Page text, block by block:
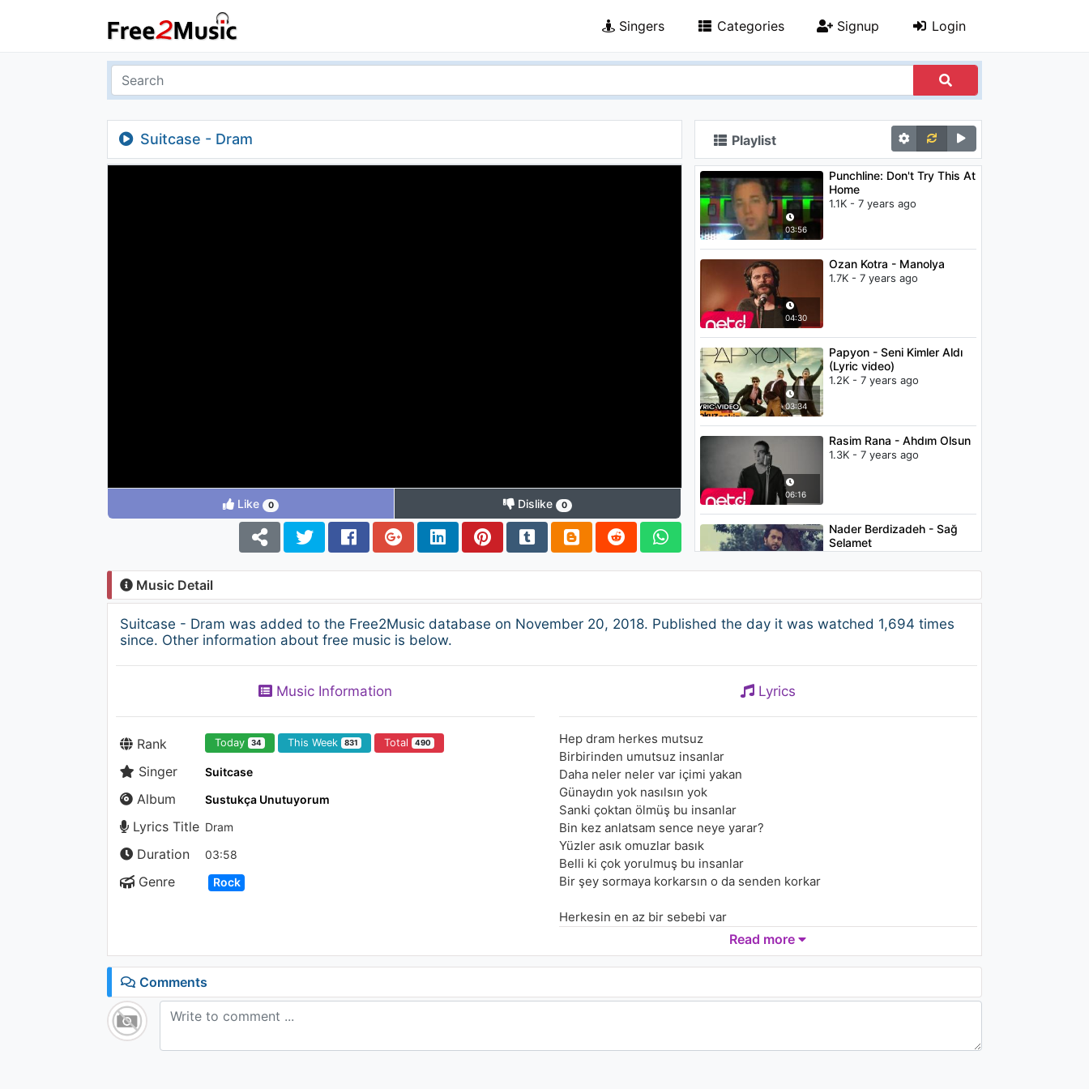
Singers Categories Signup Login
Suitcase - Dram
Like 0 Dislike 0
Playlist
03:56
Punchline: Don't Try This At
Home
1.1K - 7 years ago
04:30
Ozan Kotra - Manolya
1.7K - 7 years ago
03:34
Papyon - Seni Kimler Aldı
(Lyric video)
1.2K - 7 years ago
06:16
Rasim Rana - Ahdım Olsun
1.3K - 7 years ago
Nader Berdizadeh - Sağ
Selamet
Athena - Ben Böyleyim
978 - 7 years ago
Bahtım
Music Detail
Suitcase - Dram was added to the Free2Music database on November 20, 2018. Published the day it was watched 1,694 times
since. Other information about free music is below.
Music Information
Rank Today 34 This Week 831 Total 490
Singer Suitcase
Album Sustukça Unutuyorum
Lyrics Title Dram
Duration 03:58
Genre Rock
Lyrics
Hep dram herkes mutsuz
Birbirinden umutsuz insanlar
Daha neler neler var içimi yakan
Günaydın yok nasılsın yok
Sanki çoktan ölmüş bu insanlar
Bin kez anlatsam sence neye yarar?
Yüzler asık omuzlar basık
Belli ki çok yorulmuş bu insanlar
Bir şey sormaya korkarsın o da senden korkar
Herkesin en az bir sebebi var
Kurar uyumaz sabahlara kadar
İnsan insanı vurdukça
Read more
Comments